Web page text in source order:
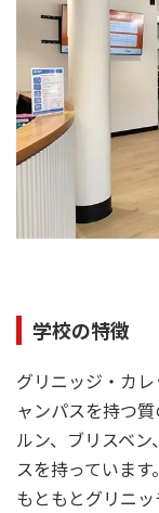
学校の特徴
グリニッジ・カ
ャンパスを持つ
ルン、ブリスベ
スを持っています。
もともとグリニ